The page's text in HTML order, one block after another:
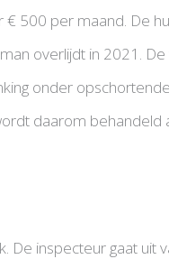
500 per maand. De
overlijdt in 2021.
onder
daarom behandeld
De inspecteur gaat uit